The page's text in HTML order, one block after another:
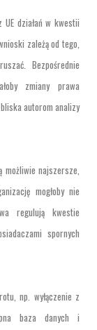
działań w kwestii
zależą od tego,
Bezpośrednie
zmiany prawa
autorom analizy
najszersze,
mogłoby nie
regulują kwestie
spornych
np. wyłączenie z
baza danych i